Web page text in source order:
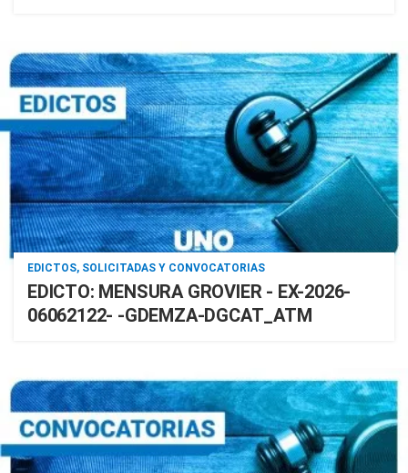
EDICTOS, SOLICITADAS Y CONVOCATORIAS
EDICTO: MENSURA GROVIER - EX-2026-
06062122- -GDEMZA-DGCAT_ATM